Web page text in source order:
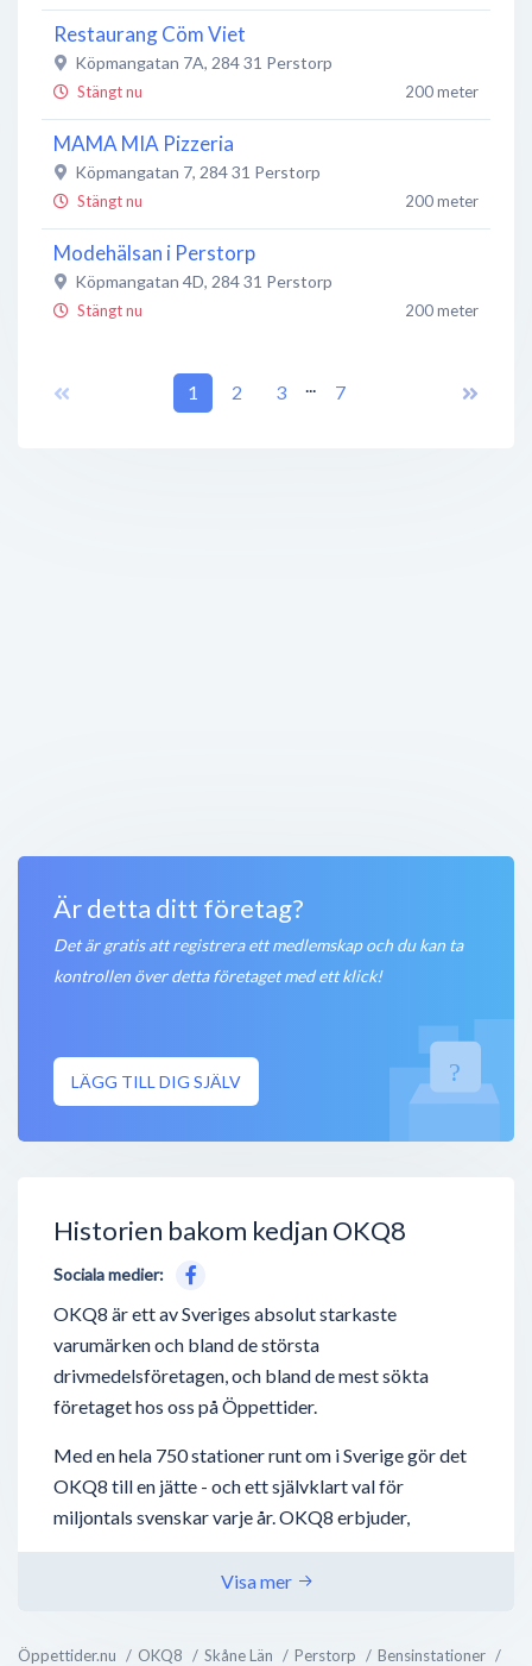
Öppettider.nu OKQ8 Skåne Län Perstorp
Bensinstationer
Är detta ditt företag?
Det är gratis att registrera ett medlemskap och du kan ta
kontrollen över detta företaget med ett klick!
LÄGG TILL DIG SJÄLV
Restaurang Cöm Viet
Köpmangatan 7A, 284 31 Perstorp
Stängt nu 200 meter
MAMA MIA Pizzeria
Köpmangatan 7, 284 31 Perstorp
Stängt nu 200 meter
Modehälsan i Perstorp
Köpmangatan 4D, 284 31 Perstorp
Stängt nu 200 meter
Järnvägsgatan 29C 284 31 Perstorp
Stängt nu 250 meter
1 2 3 ... 7
Historien bakom kedjan OKQ8
Sociala medier:
OKQ8 är ett av Sveriges absolut starkaste
varumärken och bland de största
drivmedelsföretagen, och bland de mest sökta
företaget hos oss på Öppettider.
Med en hela 750 stationer runt om i Sverige gör det
OKQ8 till en jätte - och ett självklart val för
miljontals svenskar varje år. OKQ8 erbjuder,
förutom drivmedel så som bensin, diesel,
laddstationer för elbilar - även biltvätt, tvätta-själv
Visa mer